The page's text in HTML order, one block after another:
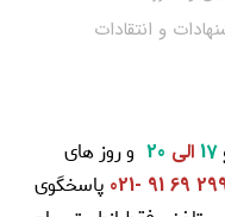
و انتقادات
17 الی
و روز های
2990 69
پاسخگوی